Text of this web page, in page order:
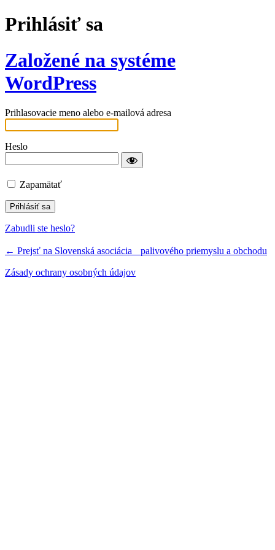
Prihlásiť sa
Založené na systéme
WordPress
Prihlasovacie meno alebo e-mailová adresa
Heslo
Zapamätať
Zabudli ste heslo?
← Prejsť na Slovenská asociácia palivového priemyslu a obchodu
Zásady ochrany osobných údajov